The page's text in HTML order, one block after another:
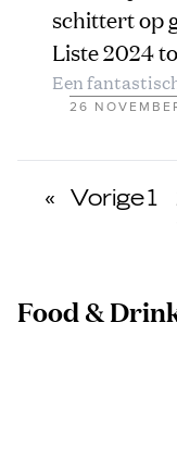
schittert op
Liste 2024
Een
26
« Vorige1
Food &